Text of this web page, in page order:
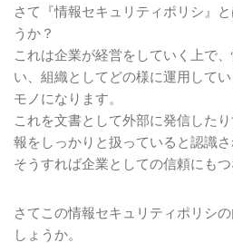
さて『情報セキュリティポリシ』
うか？
これは企業が経営をしていく上で
い、組織としてどの様に運用して
モノになります。
これを文書として外部に発信した
報をしっかりと扱っていると認識さ
そうすれば企業としての信頼にもつ
さてこの情報セキュリティポリシ
しょうか。